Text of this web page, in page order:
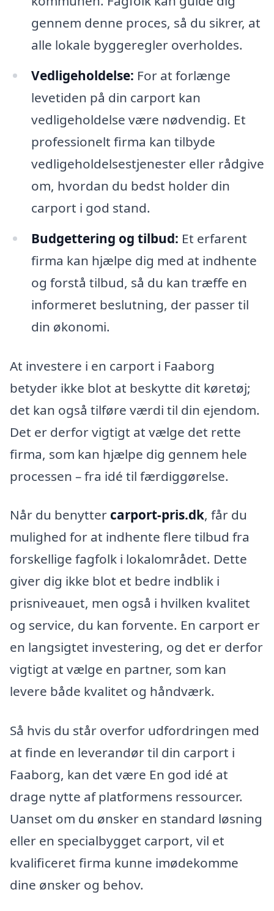
gennem denne proces, så du sikrer, at
alle lokale byggeregler overholdes.
Vedligeholdelse: For at forlænge
levetiden på din carport kan
vedligeholdelse være nødvendig. Et
professionelt firma kan tilbyde
vedligeholdelsestjenester eller rådgive
om, hvordan du bedst holder din
carport i god stand.
Budgettering og tilbud: Et erfarent
firma kan hjælpe dig med at indhente
og forstå tilbud, så du kan træffe en
informeret beslutning, der passer til
din økonomi.
At investere i en carport i Faaborg
betyder ikke blot at beskytte dit køretøj;
det kan også tilføre værdi til din ejendom.
Det er derfor vigtigt at vælge det rette
firma, som kan hjælpe dig gennem hele
processen – fra idé til færdiggørelse.
Når du benytter carport-pris.dk, får du
mulighed for at indhente flere tilbud fra
forskellige fagfolk i lokalområdet. Dette
giver dig ikke blot et bedre indblik i
prisniveauet, men også i hvilken kvalitet
og service, du kan forvente. En carport er
en langsigtet investering, og det er derfor
vigtigt at vælge en partner, som kan
levere både kvalitet og håndværk.
Så hvis du står overfor udfordringen med
at finde en leverandør til din carport i
Faaborg, kan det være En god idé at
drage nytte af platformens ressourcer.
Uanset om du ønsker en standard løsning
eller en specialbygget carport, vil et
kvalificeret firma kunne imødekomme
dine ønsker og behov.